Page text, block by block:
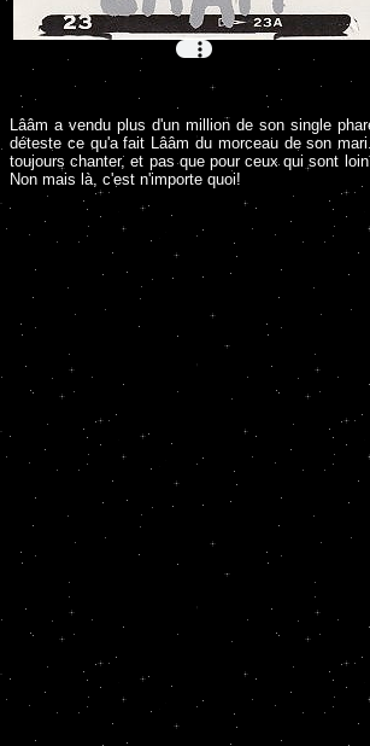
Lââm a vendu plus d'un million de son single
déteste ce qu'a fait Lââm du morceau de son
toujours chanter, et pas que pour ceux qui sont
Non mais là, c'est n'importe quoi!